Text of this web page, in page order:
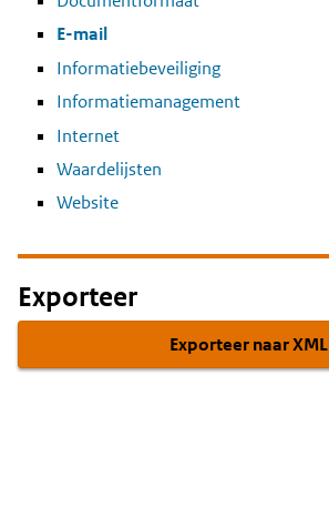
E-mail
Informatiebeveiliging
Informatiemanagement
Internet
Waardelijsten
Website
Exporteer
Exporteer naar XML